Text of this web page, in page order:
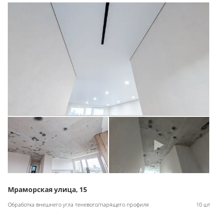
Мраморская улица, 15
Обработка внешнего угла теневого/парящего профиля
10 шт